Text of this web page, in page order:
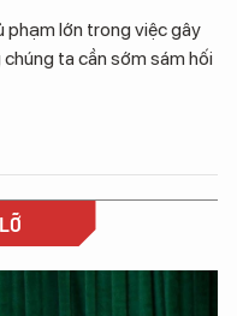
phạm lớn trong việc gây
ta cần sớm sám hối